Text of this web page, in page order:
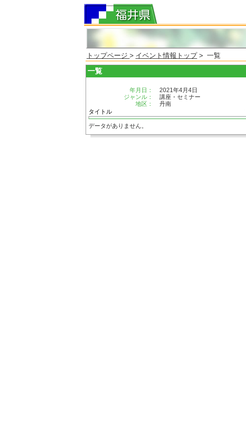
トップページ > イベント情報トップ> 一覧
一覧
年月日：
2021年4月4日
ジャンル：
講座・セミナー
地区：
丹南
タイトル
データがありません。